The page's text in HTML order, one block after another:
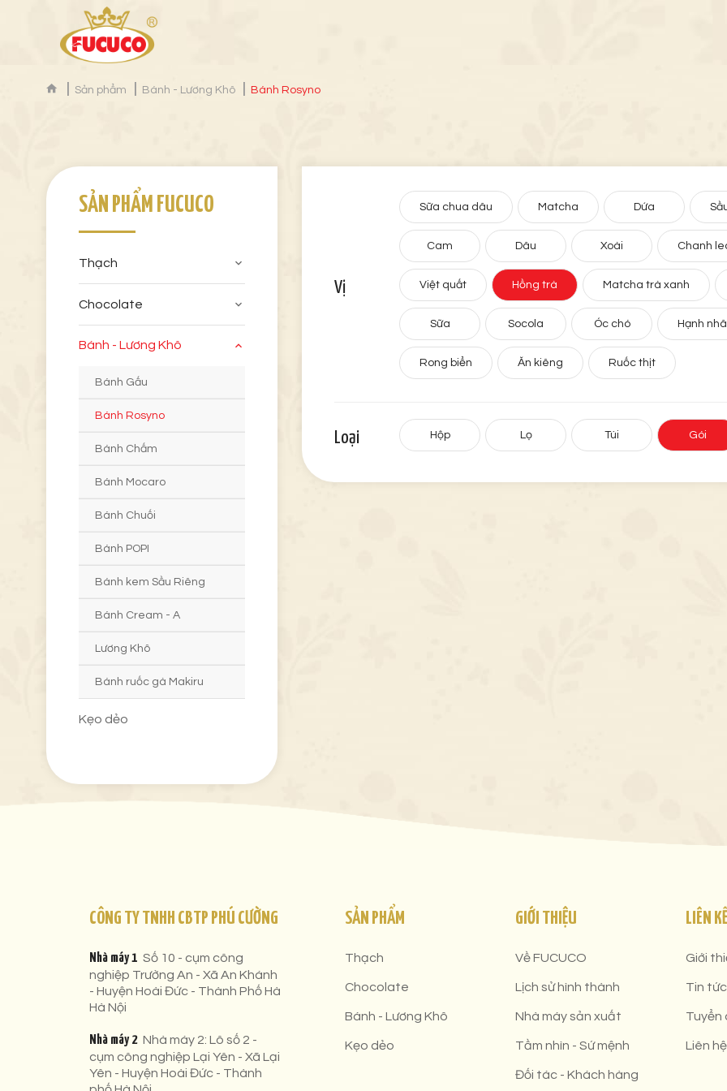
Sản phẩm Bánh - Lương Khô Bánh Rosyno
SẢN PHẨM FUCUCO
Thạch
Chocolate
Bánh - Lương Khô
Bánh Gấu
Bánh Rosyno
Bánh Chấm
Bánh Mocaro
Bánh Chuối
Bánh POPI
Bánh kem Sầu Riêng
Bánh Cream - A
Lương Khô
Bánh ruốc gà Makiru
Kẹo dẻo
Vị
Sữa chua dâu Matcha Dứa
Cam Dâu Xoài Chanh
Việt quất Hồng trà Matcha trà xanh
Sữa Socola Óc chó Hạnh
Rong biển Ăn kiêng Ruốc thịt
Loại Hộp Lọ Túi Gói
CÔNG TY TNHH CBTP PHÚ CƯỜNG
Nhà máy 1 Số 10 - cụm công
nghiệp Trường An - Xã An Khánh
- Huyện Hoài Đức - Thành Phố Hà
Hà Nội
Nhà máy 2 Nhà máy 2: Lô số 2 -
cụm công nghiệp Lại Yên - Xã Lại
Yên - Huyện Hoài Đức - Thành
SẢN PHẨM
Thạch
Chocolate
Bánh - Lương Khô
Kẹo dẻo
GIỚI THIỆU
Về FUCUCO
Lịch sử hình thành
Nhà máy sản xuất
Tầm nhìn - Sứ mệnh
Đối tác - Khách hàng
LIÊN
Giới
Tin tức
Tuyển
Liên hệ